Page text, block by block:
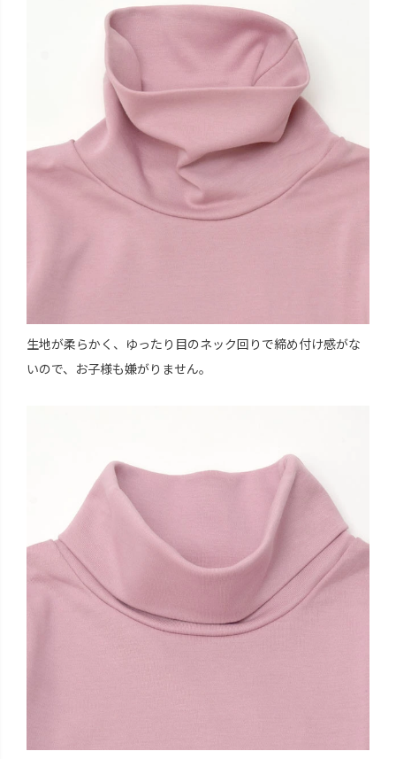
生地が柔らかく、ゆったり目のネック回りで締め付け感がな
いので、お子様も嫌がりません。